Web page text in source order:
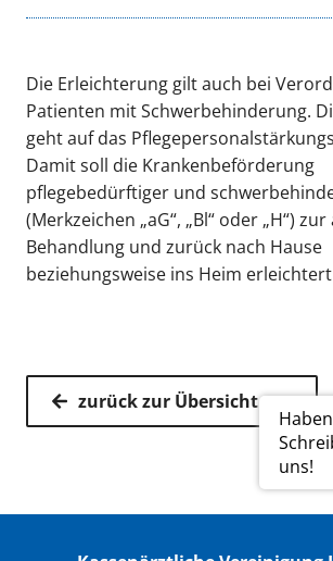
uns!
Die Erleichterung gilt auch bei
Patienten mit Schwerbehinderung.
geht auf das
Damit soll die Krankenbeförderung
pflegebedürftiger und
(Merkzeichen „aG“, „Bl“ oder „H“)
Behandlung und zurück nach Hause
beziehungsweise ins Heim
zurück zur Übersicht